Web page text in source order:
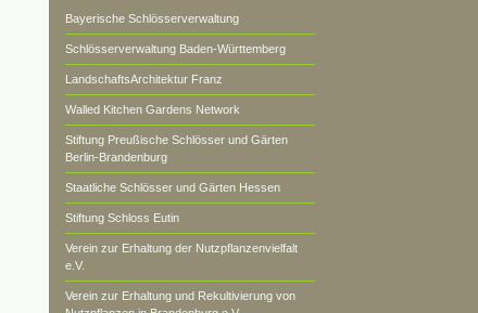
Bayerische Schlösserverwaltung
Schlösserverwaltung Baden-Württemberg
LandschaftsArchitektur Franz
Walled Kitchen Gardens Network
Stiftung Preußische Schlösser und Gärten
Berlin-Brandenburg
Staatliche Schlösser und Gärten Hessen
Stiftung Schloss Eutin
Verein zur Erhaltung der Nutzpflanzenvielfalt
e.V.
Verein zur Erhaltung und Rekultivierung von